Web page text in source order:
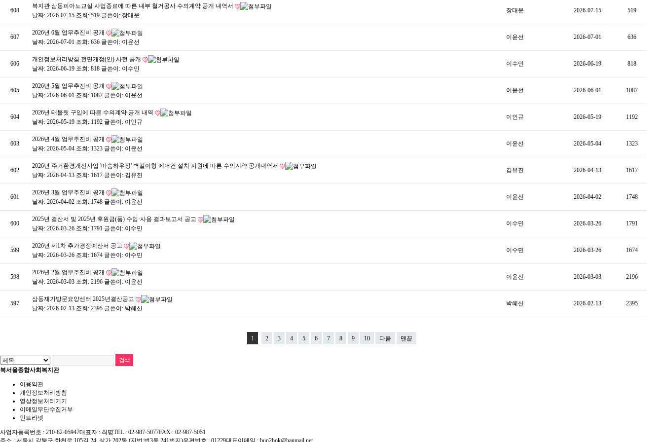
608
복지관 삼동피아노교실 사업종료에 따른 내부 철거공사 수의계약 공개 내역서
날짜: 2026-07-15 조회: 519 글쓴이: 장대운
장대운 2026-07-15 519
607
2026년 6월 업무추진비 공개
날짜: 2026-07-01 조회: 636 글쓴이: 이윤선
이윤선 2026-07-01 636
606
개인정보처리방침 전면개정(안) 사전 공개
날짜: 2026-06-19 조회: 818 글쓴이: 이수민
이수민 2026-06-19 818
605
2026년 5월 업무추진비 공개
날짜: 2026-06-01 조회: 1087 글쓴이: 이윤선
이윤선 2026-06-01 1087
604
2026년 태블릿 구입에 따른 수의계약 공개 내역
날짜: 2026-05-19 조회: 1192 글쓴이: 이인규
이인규 2026-05-19 1192
603
2026년 4월 업무추진비 공개
날짜: 2026-05-04 조회: 1323 글쓴이: 이윤선
이윤선 2026-05-04 1323
602
2026년 주거환경개선사업 '따숨하우징' 벽걸이형 에어컨 설치 지원에 따른 수의계약 공개내역서
날짜: 2026-04-13 조회: 1617 글쓴이: 김유진
김유진 2026-04-13 1617
601
2026년 3월 업무추진비 공개
날짜: 2026-04-02 조회: 1748 글쓴이: 이윤선
이윤선 2026-04-02 1748
600
2025년 결산서 및 2025년 후원금(품) 수입·사용 결과보고서 공고
날짜: 2026-03-26 조회: 1791 글쓴이: 이수민
이수민 2026-03-26 1791
599
2026년 제1차 추가경정예산서 공고
날짜: 2026-03-26 조회: 1674 글쓴이: 이수민
이수민 2026-03-26 1674
598
2026년 2월 업무추진비 공개
날짜: 2026-03-03 조회: 2196 글쓴이: 이윤선
이윤선 2026-03-03 2196
597
삼동재가방문요양센터 2025년결산공고
날짜: 2026-02-13 조회: 2395 글쓴이: 박혜신
박혜신 2026-02-13 2395
1 2 3 4 5 6 7 8 9 10 다음 맨끝
북서울종합사회복지관
이용약관
개인정보처리방침
영상정보처리기기
이메일무단수집거부
인트라넷
사업자등록번호 : 210-82-05947대표자 : 최명TEL : 02-987-5077FAX : 02-987-5051
주소 : 서울시 강북구 한천로 105길 24, 상가 202동 (지번:번3동 241번지)우편번호 : 01229대표이메일 : bun2bok@hanmail.net